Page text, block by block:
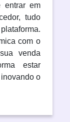
entrar em
tudo
com o
venda
estar
o